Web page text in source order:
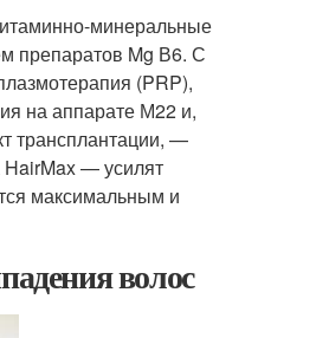
минеральные
препаратов Mg В6. С
(PRP),
на аппарате М22 и,
трансплантации, —
— усилят
максимальным и
волос